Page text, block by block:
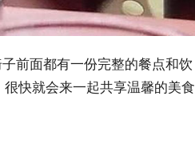
前面都有一份完整的餐点和饮
快就会来一起共享温馨的美食